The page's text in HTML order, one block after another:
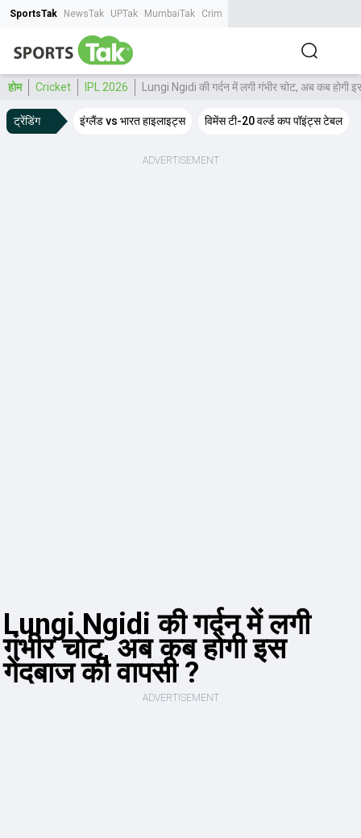
SportsTak NewsTak UPTak MumbaiTak CrimeTak
होम Cricket IPL 2026 Lungi Ngidi की गर्दन में लगी गंभीर चोट, अब कब होगी
ट्रेंडिंग इंग्लैंड vs भारत हाइलाइट्स विमेंस टी-20 वर्ल्ड कप पॉइंट्स टेबल
Lungi Ngidi की गर्दन में लगी
गंभीर चोट, अब कब होगी इस
गेंदबाज की वापसी ?